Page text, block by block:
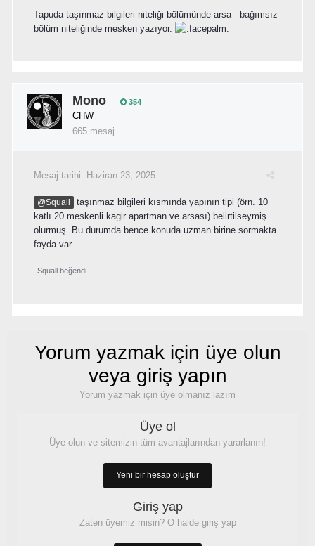
Tapuda taşınmaz bilgileri niteliği bölümünde arsa - bağımsız
bölüm niteliğinde mesken yazıyor.
Mono 354
CHW
665 mesaj
Mesaj tarihi: Haziran 23, 2025
@Squall
taşınmaz bilgileri kısmında yapının tipi (örn. 10
katlı 20 meskenli kagir apartman ve arsası) belirtilseymiş
olurmuş. Bu durumda bence konuda uzman birine sormakta
fayda var.
Squall beğendi
Yorum yazmak için üye olun
veya giriş yapın
Yorum yazmak için üye olmanız lazım
Üye ol
Üye olun ve sitemizin tüm avantajlarından yararlanın!
Yeni bir hesap oluştur
Giriş yap
Zaten üyemiz misin? O halde giriş yap